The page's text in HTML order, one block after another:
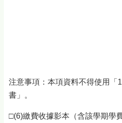
注意事項：本項資料不得使用「
書」。
□(6)繳費收據影本（含該學期學